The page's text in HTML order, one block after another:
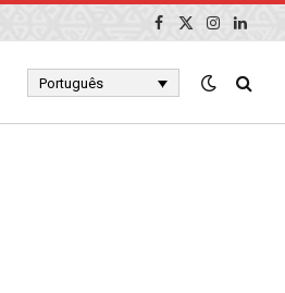
Facebook
X
Instagram
Português